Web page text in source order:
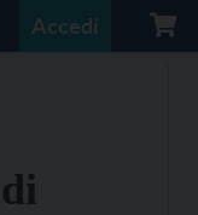
Accedi